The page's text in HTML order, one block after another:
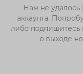
Нам не удалось
аккаунта.
либо подпишитесь
о выходе